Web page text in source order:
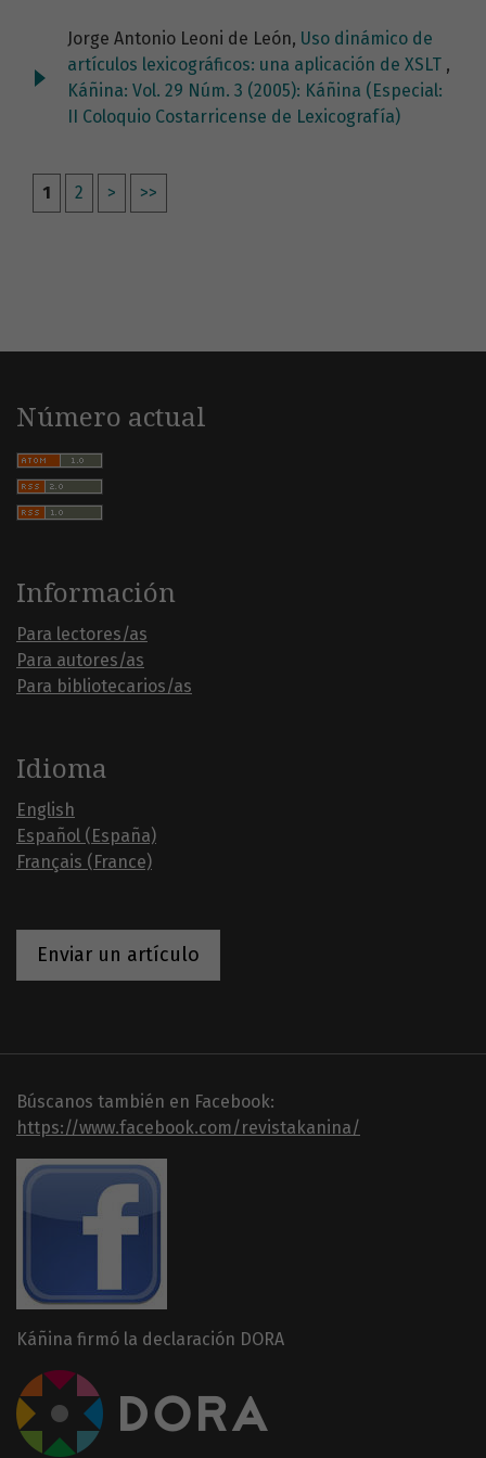
Jorge Antonio Leoni de León, Uso dinámico de
artículos lexicográficos: una aplicación de XSLT ,
Káñina: Vol. 29 Núm. 3 (2005): Káñina (Especial:
II Coloquio Costarricense de Lexicografía)
1 2 > >>
Número actual
Información
Para lectores/as
Para autores/as
Para bibliotecarios/as
Idioma
English
Español (España)
Français (France)
Enviar un artículo
Búscanos también en Facebook:
https://www.facebook.com/revistakanina/
Káñina firmó la declaración DORA